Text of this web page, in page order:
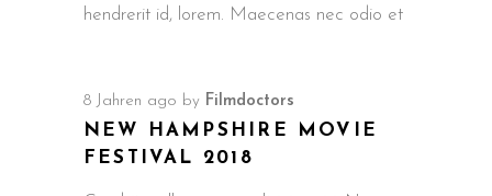
hendrerit id, lorem. Maecenas nec odio et
8 Jahren ago by Filmdoctors
NEW HAMPSHIRE MOVIE
FESTIVAL 2018